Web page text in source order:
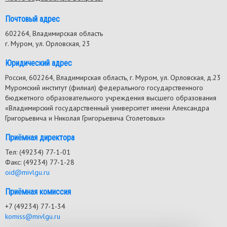
Почтовый адрес
602264, Владимирская область
г. Муром, ул. Орловская, 23
Юридический адрес
Россия, 602264, Владимирская область, г. Муром, ул. Орловская, д.23
Муромский институт (филиал) федерального государственного
бюджетного образовательного учреждения высшего образования
«Владимирский государственный университет имени Александра
Григорьевича и Николая Григорьевича Столетовых»
Приёмная директора
Тел: (49234) 77-1-01
Факс: (49234) 77-1-28
oid@mivlgu.ru
Приёмная комиссия
+7 (49234) 77-1-34
komiss@mivlgu.ru